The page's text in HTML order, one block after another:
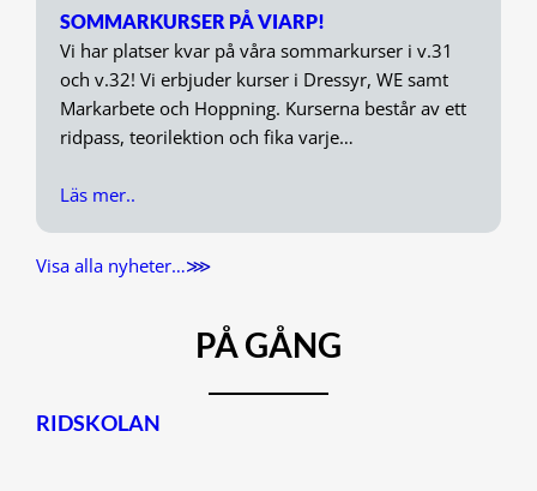
SOMMARKURSER PÅ VIARP!
Vi har platser kvar på våra sommarkurser i v.31
och v.32! Vi erbjuder kurser i Dressyr, WE samt
Markarbete och Hoppning. Kurserna består av ett
ridpass, teorilektion och fika varje…
Läs mer..
Visa alla nyheter…⋙
PÅ GÅNG
RIDSKOLAN